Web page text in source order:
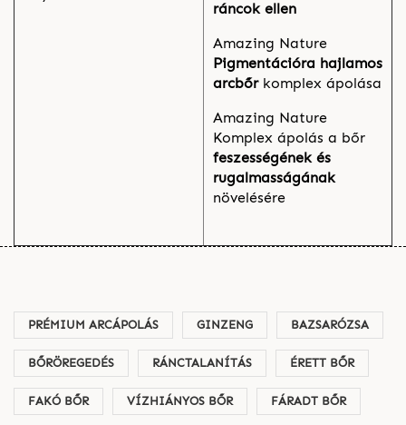
ráncok ellen
Amazing Nature
Pigmentációra hajlamos
arcbőrkomplex ápolása
Amazing Nature
Komplex ápolás a bőr
feszességének és
rugalmasságának
növelésére
PRÉMIUM ARCÁPOLÁS GINZENG BAZSARÓZSA
BŐRÖREGEDÉS RÁNCTALANÍTÁS ÉRETT BŐR
FAKÓ BŐR VÍZHIÁNYOS BŐR FÁRADT BŐR